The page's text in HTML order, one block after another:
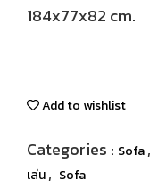
184x77x82 cm.
Add to wishlist
Categories : Sofa,
เล่น, Sofa